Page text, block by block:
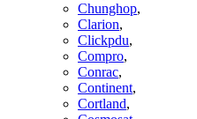
Chunghop,
Clarion,
Clickpdu,
Compro,
Conrac,
Continent,
Cortland,